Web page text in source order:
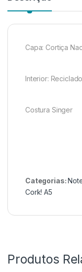
Capa: Cortiça
Interior:
Costura Singer
Categorias:
Cork! A5
Produtos